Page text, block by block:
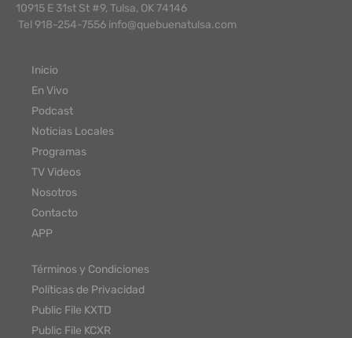
10915 E 31st St #9, Tulsa, OK 74146
Tel 918-254-7556 info@quebuenatulsa.com
Inicio
En Vivo
Podcast
Noticias Locales
Programas
TV Videos
Nosotros
Contacto
APP
Términos y Condiciones
Políticas de Privacidad
Public File KXTD
Public File KCXR